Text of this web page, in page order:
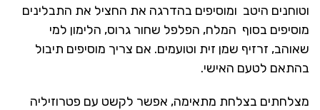
וטוחנים היטב ומוסיפים בהדרגה את החציל את התבלינים
מוסיפים בסוף המלח, הפלפל שחור גרוס, הלימון למי
שאוהב, זרזיף שמן זית וטועמים. אם צריך מוסיפים תיבול
בהתאם לטעם האישי.
מצלחתים בצלחת מתאימה, אפשר לקשט עם פטרוזיליה